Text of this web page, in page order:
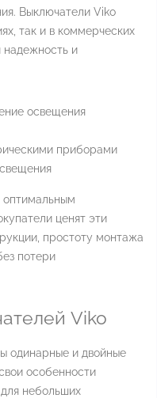
Выключатели Viko
так и в коммерческих
надежность и
освещения
приборами
оптимальным
ценят эти
простоту монтажа
потери
Viko
одинарные и двойные
особенности
небольших